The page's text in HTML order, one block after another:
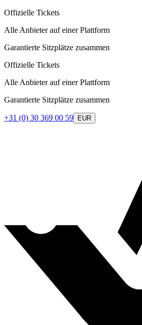
Offizielle Tickets
Alle Anbieter auf einer Plattform
Garantierte Sitzplätze zusammen
Offizielle Tickets
Alle Anbieter auf einer Plattform
Garantierte Sitzplätze zusammen
+31 (0) 30 369 00 59 EUR